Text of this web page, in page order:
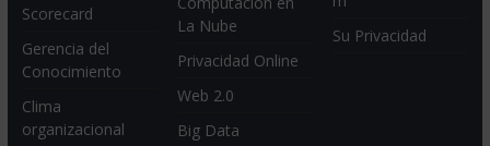
Scorecard
Gerencia del
Conocimiento
Clima
organizacional
La Nube
Privacidad Online
Web 2.0
Big Data
Su Privacidad